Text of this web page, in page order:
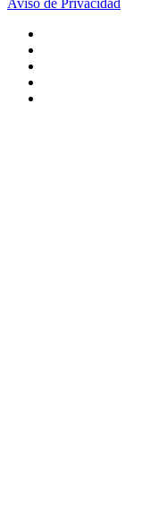
Aviso de Privacidad